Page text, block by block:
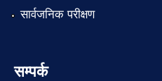
सार्वजनिक परीक्षण
सम्पर्क